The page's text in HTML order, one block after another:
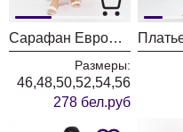
Сарафан ЕвроМода 705 красный
Размеры:
46,48,50,52,54,56
278 бел.руб